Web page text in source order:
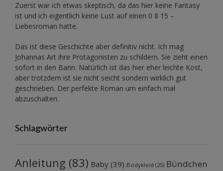
Zuerst war ich etwas skeptisch, da das hier keine Fantasy
ist und ich eigentlich keine Lust auf einen 0 8 15 –
Liebesroman hatte.
Das ist diese Geschichte aber definitiv nicht. Ich mag
Johannas Art ihre Protagonisten zu schildern. Sie zieht einen
sofort in den Bann. Natürlich ist das hier eher leichte Kost,
aber trotzdem ist sie nicht seicht sondern wirklich gut
geschrieben. Der perfekte Roman um einfach mal
abzuschalten.
Schlagwörter
Anleitung (83) Baby (39) Bodykleid (25) Bündchen